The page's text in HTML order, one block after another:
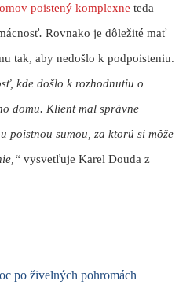
poistený komplexne teda
. Rovnako je dôležité mať
tak, aby nedošlo k podpoisteniu.
kde došlo k rozhodnutiu o
domu. Klient mal správne
poistnou sumou, za ktorú si môže
vysvetľuje Karel Douda z
po živelných pohromách